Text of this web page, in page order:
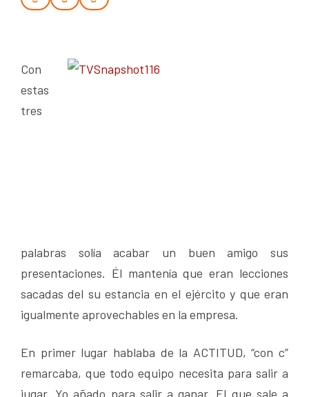
Con
estas
tres
palabras solía acabar un buen amigo sus
presentaciones. Él mantenía que eran lecciones
sacadas del su estancia en el ejército y que eran
igualmente aprovechables en la empresa.
En primer lugar hablaba de la ACTITUD, “con c”
remarcaba, que todo equipo necesita para salir a
jugar. Yo añado para salir a ganar. El que sale a